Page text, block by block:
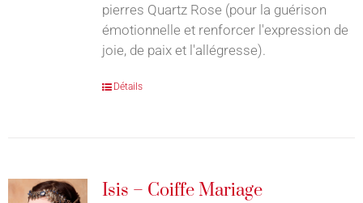
pierres Quartz Rose (pour la guérison
émotionnelle et renforcer l'expression de
joie, de paix et l'allégresse).
Détails
Isis – Coiffe Mariage